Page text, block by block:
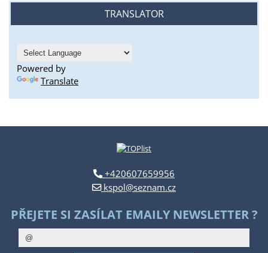
TRANSLATOR
Powered by
Translate
+420607659956
kspol@seznam.cz
PŘEJETE SI ZASÍLAT EMAILY NEWSLETTER ?